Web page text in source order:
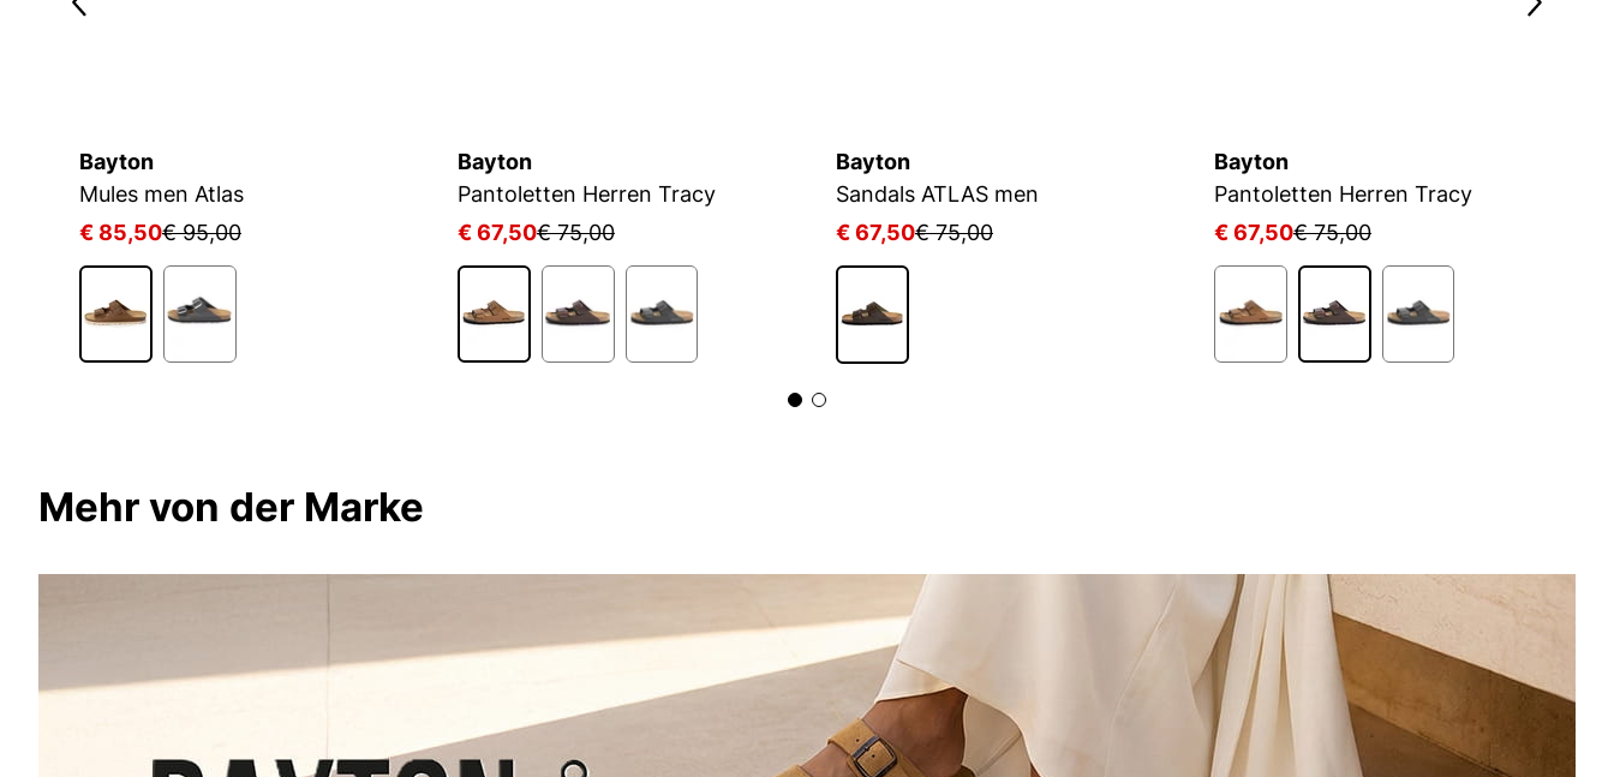
Bayton
Mules men Atlas
€ 85,50€ 95,00
Bayton
Pantoletten Herren Tracy
€ 67,50€ 75,00
Bayton
Sandals ATLAS men
€ 67,50€ 75,00
Bayton
Pantoletten Herren Tracy
€ 67,50€ 75,00
Mehr von der Marke